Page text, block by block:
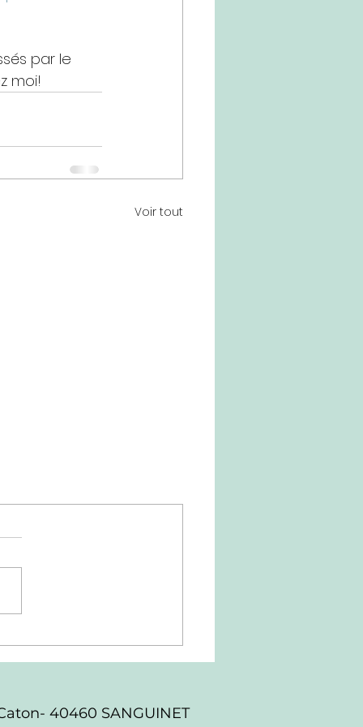
par le
moi!
Voir tout
40460 SANGUINET